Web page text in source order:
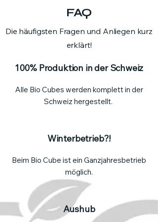
FAQ
Die häufigsten Fragen und Anliegen kurz
erklärt!
100% Produktion in der Schweiz
Alle Bio Cubes werden komplett in der
Schweiz hergestellt.
Winterbetrieb?!
Beim Bio Cube ist ein Ganzjahresbetrieb
möglich.
Aushub